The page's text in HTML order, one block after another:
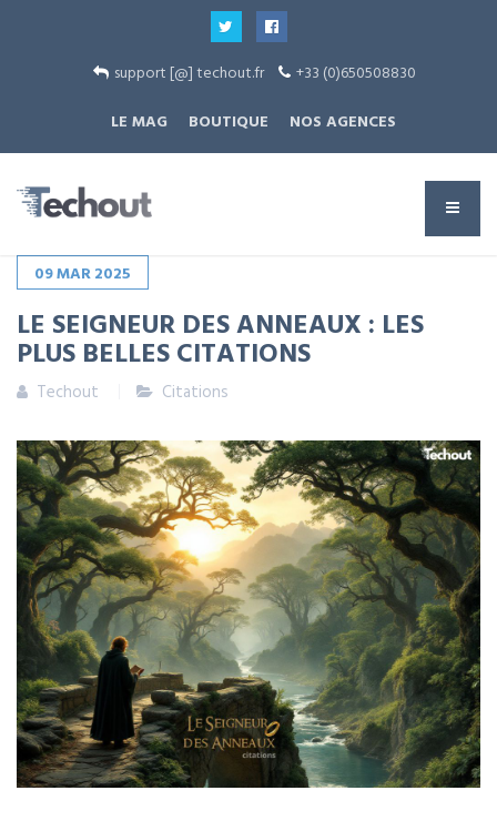
support [@] techout.fr
+33 (0)650508830
LE MAG
BOUTIQUE NOS AGENCES
09MAR2025
LE SEIGNEUR DES ANNEAUX : LES
PLUS BELLES CITATIONS
Techout Citations